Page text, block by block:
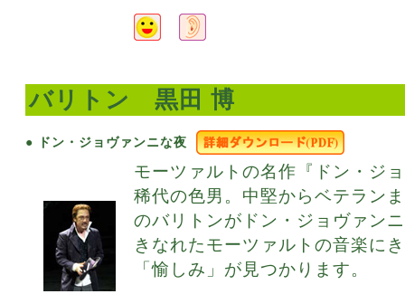
バリトン 黒田 博
● ドン・ジョヴァンニな夜
モーツァルトの名作『ドン・ジ
稀代の色男。中堅からベテラン
のバリトンがドン・ジョヴァン
きなれたモーツァルトの音楽に
「愉しみ」が見つかります。